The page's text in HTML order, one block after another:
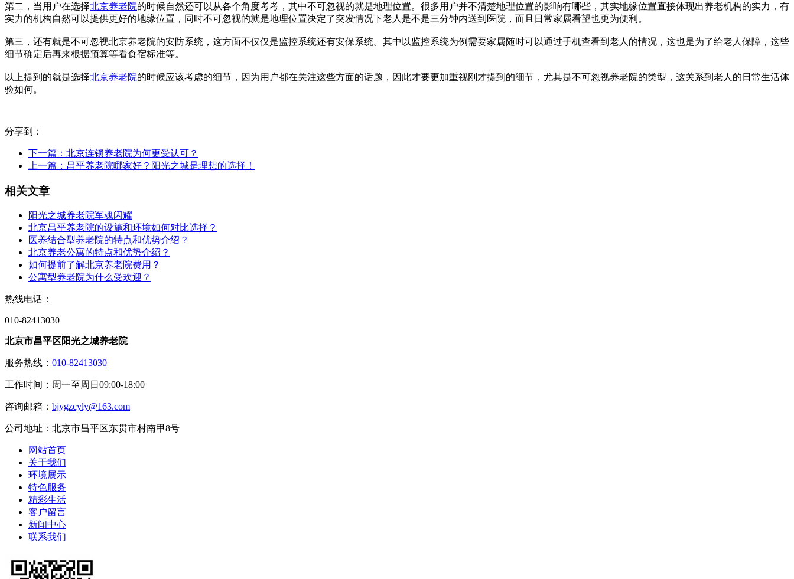
第二，当用户在选择北京养老院的时候自然还可以从各个角度考考，其中不可忽视的就是地理位置。很多用户并不清楚地理位置的影响有哪些，其实地缘位置直接体现出养老机构的实力，有
实力的机构自然可以提供更好的地缘位置，同时不可忽视的就是地理位置决定了突发情况下老人是不是三分钟内送到医院，而且日常家属看望也更为便利。
第三，还有就是不可忽视北京养老院的安防系统，这方面不仅仅是监控系统还有安保系统。其中以监控系统为例需要家属随时可以通过手机查看到老人的情况，这也是为了给老人保障，这些
细节确定后再来根据预算等看食宿标准等。
以上提到的就是选择北京养老院的时候应该考虑的细节，因为用户都在关注这些方面的话题，因此才要更加重视刚才提到的细节，尤其是不可忽视养老院的类型，这关系到老人的日常生活体
验如何。
分享到：
下一篇： 北京连锁养老院为何更受认可？
上一篇： 昌平养老院哪家好？阳光之城是理想的选择！
相关文章
阳光之城养老院军魂闪耀
北京昌平养老院的设施和环境如何对比选择？
医养结合型养老院的特点和优势介绍？
北京养老公寓的特点和优势介绍？
如何提前了解北京养老院费用？
公寓型养老院为什么受欢迎？
热线电话：
010-82413030
北京市昌平区阳光之城养老院
服务热线： 010-82413030
工作时间：周一至周日09:00-18:00
咨询邮箱： bjygzcyly@163.com
公司地址：北京市昌平区东贯市村南甲8号
网站首页
关于我们
环境展示
特色服务
精彩生活
客户留言
新闻中心
联系我们